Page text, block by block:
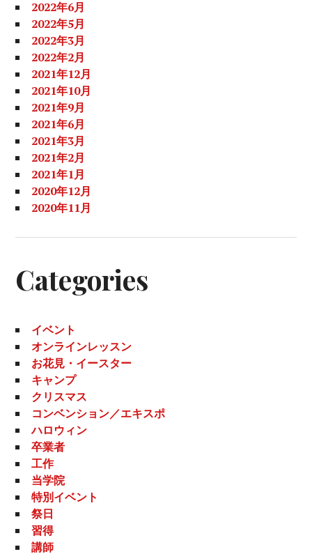
2022年6月
2022年5月
2022年3月
2022年2月
2021年12月
2021年10月
2021年9月
2021年6月
2021年3月
2021年2月
2021年1月
2020年12月
2020年11月
Categories
イベント
オンラインレッスン
お花見・イースター
キャンプ
クリスマス
コンベンション／エキスポ
ハロウィン
卒業者
工作
当学院
特別イベント
祭日
習得
講師